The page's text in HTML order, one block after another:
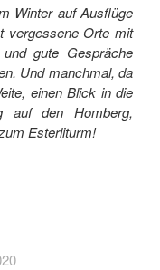
Winter auf Ausflüge
vergessene Orte mit
gute Gespräche
Und manchmal, da
einen Blick in die
auf den Homberg,
Esterliturm!